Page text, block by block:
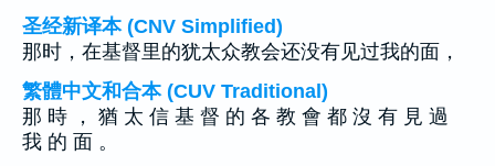
圣经新译本 (CNV Simplified)
那时，在基督里的犹太众教会还没有见过我的面，
繁體中文和合本 (CUV Traditional)
那 時 ， 猶 太 信 基 督 的 各 教 會 都 沒 有 見 過
我 的 面 。